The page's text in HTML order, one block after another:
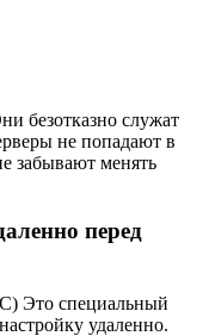
безотказно служат
не попадают в
забывают менять
перед
Это специальный
удаленно.